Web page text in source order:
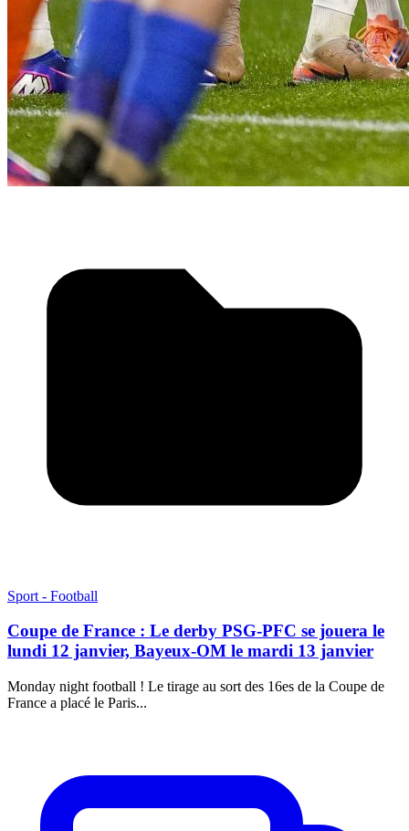
Sport - Football
Coupe de France : Le derby PSG-PFC se jouera le
lundi 12 janvier, Bayeux-OM le mardi 13 janvier
Monday night football ! Le tirage au sort des 16es de la Coupe de
France a placé le Paris...